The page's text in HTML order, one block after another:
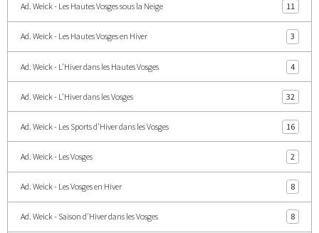
Ad. Weick - Les Hautes Vosges sous la Neige 11
Ad. Weick - Les Hautes Vosges en Hiver 3
Ad. Weick - L'Hiver dans les Hautes Vosges 4
Ad. Weick - L'Hiver dans les Vosges 32
Ad. Weick - Les Sports d'Hiver dans les Vosges 16
Ad. Weick - Les Vosges 2
Ad. Weick - Les Vosges en Hiver 8
Ad. Weick - Saison d'Hiver dans les Vosges 8